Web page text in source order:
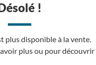
!
plus disponible à la vente.
plus ou pour